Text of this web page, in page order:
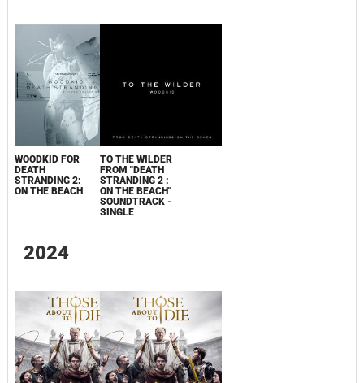
WOODKID FOR
DEATH
STRANDING 2:
ON THE BEACH
TO THE WILDER
FROM "DEATH
STRANDING 2 :
ON THE BEACH"
SOUNDTRACK -
SINGLE
2024